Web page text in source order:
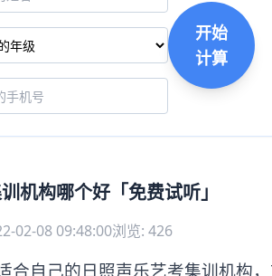
开始
计算
机构哪个好「免费试听」
02-08 09:48:00浏览: 426
自己的日照声乐艺考集训机构，